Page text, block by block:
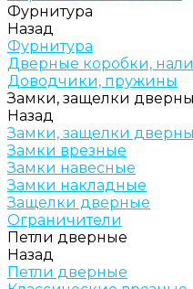
Фурнитура
Назад
Фурнитура
Дверные коробки,
Доводчики, пружины
Замки, защелки
Назад
Замки, защелки
Замки врезные
Замки навесные
Замки накладные
Защелки дверные
Ограничители
Петли дверные
Назад
Петли дверные